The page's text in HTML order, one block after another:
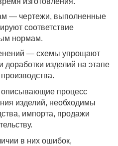
— чертежи, выполненные
соответствие
нормам.
— схемы упрощают
доработки изделий на этапе
описывающие процесс
изделий, необходимы
импорта, продажи
в них ошибок,